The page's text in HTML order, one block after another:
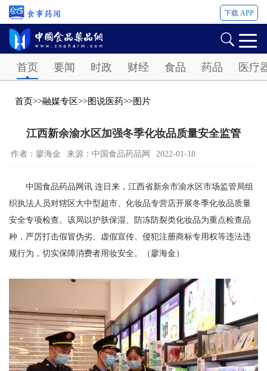
下载 APP
首页 要闻 时政 财经 食品 药品 医疗
首页>>融媒专区>>图说医药>>图片
江西新余渝水区加强冬季化妆品质量安全监管
作者：廖海金 来源：中国食品药品网 2022-01-18
中国食品药品网讯 连日来，江西省新余市渝水区市场监管局组
织执法人员对辖区大中型超市、化妆品专营店开展冬季化妆品质量
安全专项检查。该局以护肤保湿、防冻防裂类化妆品为重点检查品
种，严厉打击假冒伪劣、虚假宣传、侵犯注册商标专用权等违法违
规行为，切实保障消费者用妆安全。（廖海金）